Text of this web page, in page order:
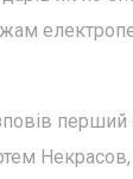
перший